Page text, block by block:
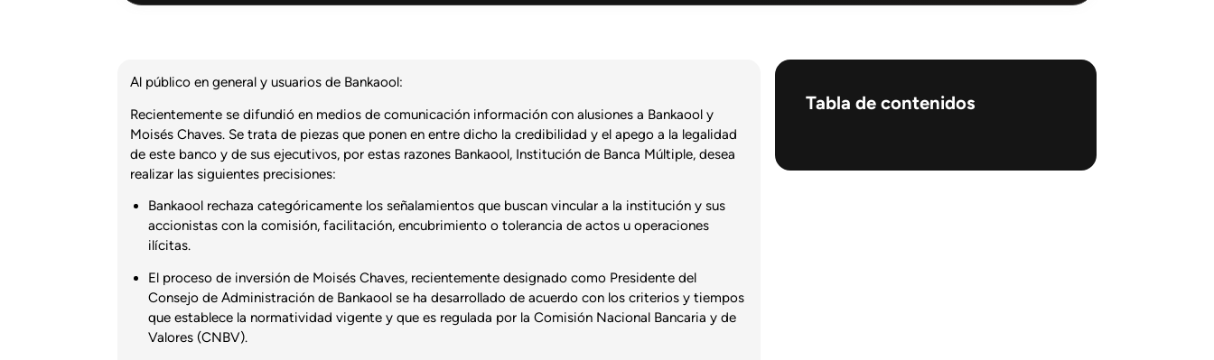
Al público en general y usuarios de Bankaool:
Recientemente se difundió en medios de comunicación información con alusiones a Bankaool y
Moisés Chaves. Se trata de piezas que ponen en entre dicho la credibilidad y el apego a la legalidad
de este banco y de sus ejecutivos, por estas razones Bankaool, Institución de Banca Múltiple, desea
realizar las siguientes precisiones:
Bankaool rechaza categóricamente los señalamientos que buscan vincular a la institución y sus
accionistas con la comisión, facilitación, encubrimiento o tolerancia de actos u operaciones
ilícitas.
El proceso de inversión de Moisés Chaves, recientemente designado como Presidente del
Consejo de Administración de Bankaool se ha desarrollado de acuerdo con los criterios y tiempos
que establece la normatividad vigente y que es regulada por la Comisión Nacional Bancaria y de
Valores (CNBV).
Tabla de contenidos